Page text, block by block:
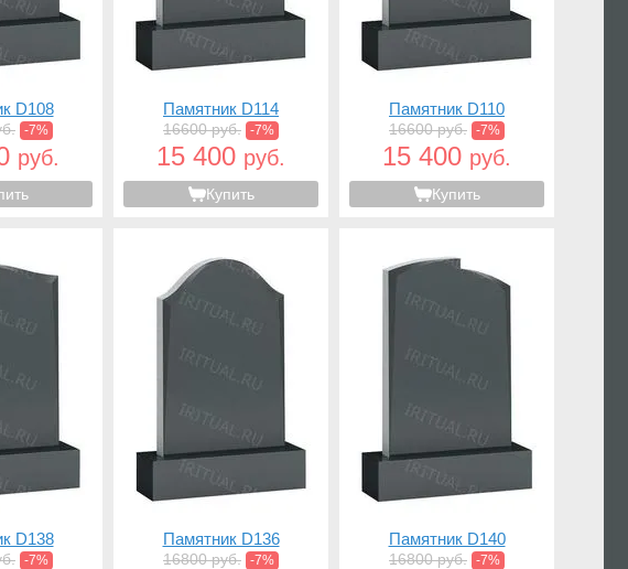
D108
-7%
руб.
Памятник D114
16600 руб. -7%
15 400 руб.
Купить
Памятник D110
16600 руб. -7%
15 400 руб.
Купить
D138
-7%
Памятник D136
16800 руб. -7%
Памятник D140
16800 руб. -7%